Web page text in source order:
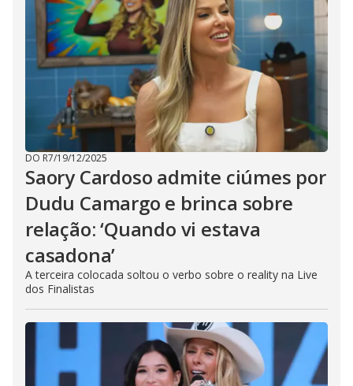
DO R7/19/12/2025
Saory Cardoso admite ciúmes por
Dudu Camargo e brinca sobre
relação: ‘Quando vi estava
casadona’
A terceira colocada soltou o verbo sobre o reality na Live
dos Finalistas